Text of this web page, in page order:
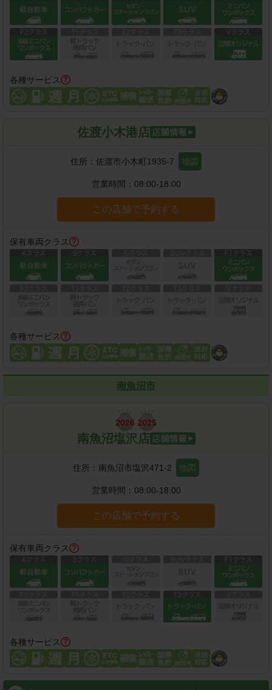
各種サービス
佐渡小木港店
住所： 佐渡市小木町1935-7 地図
営業時間： 08:00-18:00
この店舗で予約する
保有車両クラス
各種サービス
南魚沼市
南魚沼塩沢店
住所： 南魚沼市塩沢471-2 地図
営業時間： 08:00-18:00
この店舗で予約する
保有車両クラス
各種サービス